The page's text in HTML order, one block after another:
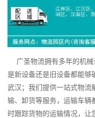
广圣物流拥有多年的机械
是新设备还是旧设备都能够
武汉；我们提供一站式物流
输、卸货等服务，运输车辆
时跟踪货物的运输情况，